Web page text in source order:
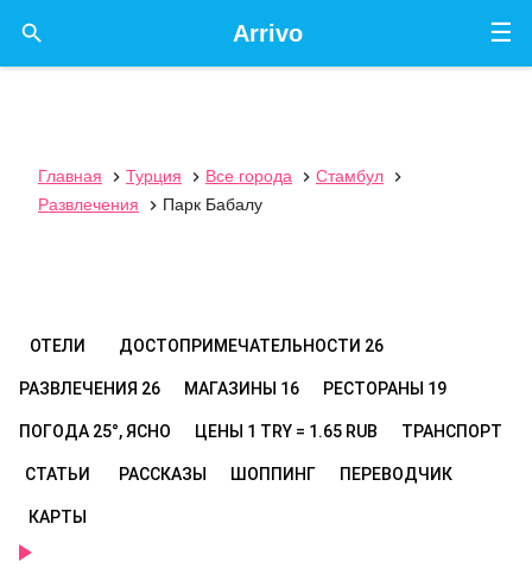
☰
Arrivo

Главная  Турция  Все города  Стамбул

Развлечения
 Парк Бабалу
ОТЕЛИ ДОСТОПРИМЕЧАТЕЛЬНОСТИ 26
РАЗВЛЕЧЕНИЯ 26 МАГАЗИНЫ 16 РЕСТОРАНЫ 19
ПОГОДА 25°, ЯСНО ЦЕНЫ 1 TRY = 1.65 RUB ТРАНСПОРТ
СТАТЬИ РАССКАЗЫ ШОППИНГ ПЕРЕВОДЧИК
КАРТЫ
